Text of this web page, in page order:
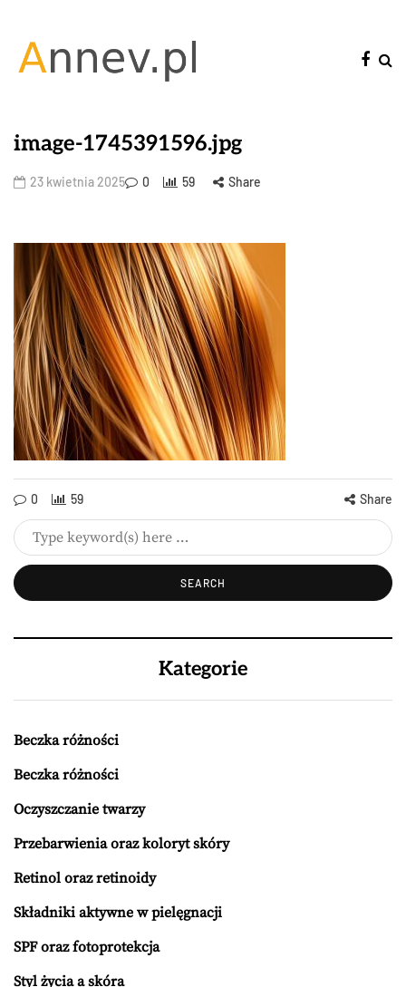
image-1745391596.jpg
23 kwietnia 2025 0 59 Share
0 59 Share
Kategorie
Beczka różności
Beczka różności
Oczyszczanie twarzy
Przebarwienia oraz koloryt skóry
Retinol oraz retinoidy
Składniki aktywne w pielęgnacji
SPF oraz fotoprotekcja
Styl życia a skóra